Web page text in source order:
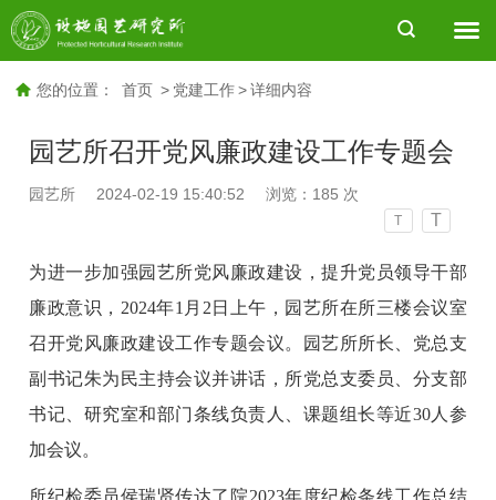
您的位置： 首页 > 党建工作 > 详细内容
园艺所召开党风廉政建设工作专题会
园艺所 2024-02-19 15:40:52 浏览： 185 次
T T
为进一步加强园艺所党风廉政建设，提升党员领导干部
廉政意识，2024年1月2日上午，园艺所在所三楼会议室
召开党风廉政建设工作专题会议。园艺所所长、党总支
副书记朱为民主持会议并讲话，所党总支委员、分支部
书记、研究室和部门条线负责人、课题组长等近30人参
加会议。
所纪检委员侯瑞贤传达了院2023年度纪检条线工作总结